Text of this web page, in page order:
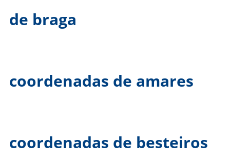
de braga
coordenadas de amares
coordenadas de besteiros